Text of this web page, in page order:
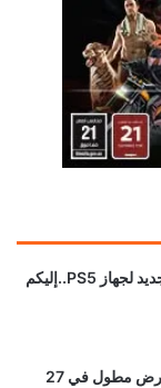
سوني تطلق تحديث تجريبي جديد لجهاز PS5..إليكم
رسمياً: GTA 6 تحصل على عرض مطول في 27